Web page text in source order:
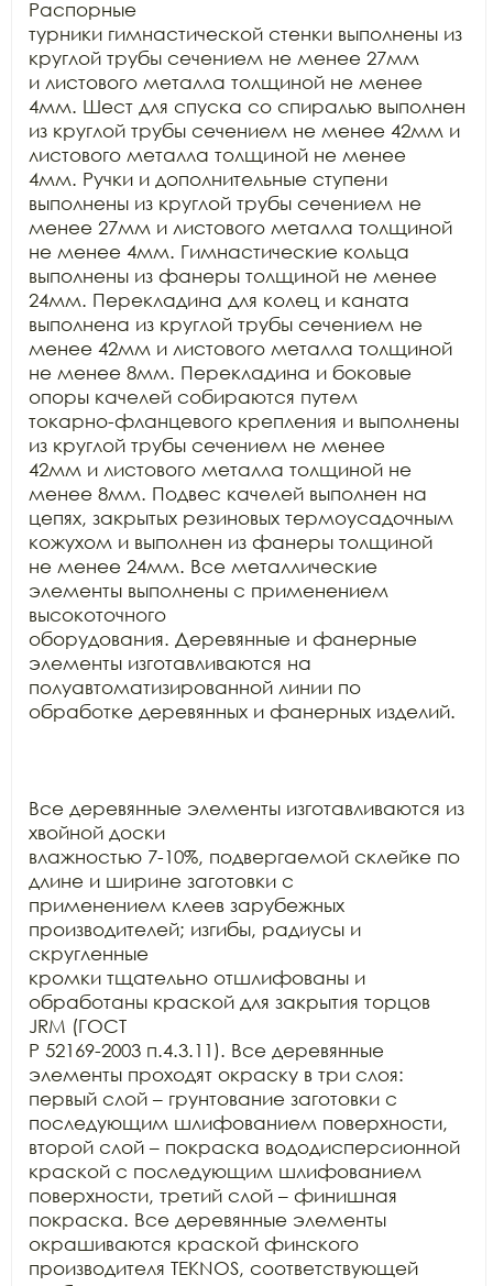
Распорные
турники гимнастической стенки выполнены из
круглой трубы сечением не менее 27мм
и листового металла толщиной не менее
4мм. Шест для спуска со спиралью выполнен
из круглой трубы сечением не менее 42мм и
листового металла толщиной не менее
4мм. Ручки и дополнительные ступени
выполнены из круглой трубы сечением не
менее 27мм и листового металла толщиной
не менее 4мм. Гимнастические кольца
выполнены из фанеры толщиной не менее
24мм. Перекладина для колец и каната
выполнена из круглой трубы сечением не
менее 42мм и листового металла толщиной
не менее 8мм. Перекладина и боковые
опоры качелей собираются путем
токарно-фланцевого крепления и выполнены
из круглой трубы сечением не менее
42мм и листового металла толщиной не
менее 8мм. Подвес качелей выполнен на
цепях, закрытых резиновых термоусадочным
кожухом и выполнен из фанеры толщиной
не менее 24мм. Все металлические
элементы выполнены с применением
высокоточного
оборудования. Деревянные и фанерные
элементы изготавливаются на
полуавтоматизированной линии по
обработке деревянных и фанерных изделий.
Все деревянные элементы изготавливаются из
хвойной доски
влажностью 7-10%, подвергаемой склейке по
длине и ширине заготовки с
применением клеев зарубежных
производителей; изгибы, радиусы и
скругленные
кромки тщательно отшлифованы и
обработаны краской для закрытия торцов
JRM (ГОСТ
Р 52169-2003 п.4.3.11). Все деревянные
элементы проходят окраску в три слоя:
первый слой – грунтование заготовки с
последующим шлифованием поверхности,
второй слой – покраска вододисперсионной
краской с последующим шлифованием
поверхности, третий слой – финишная
покраска. Все деревянные элементы
окрашиваются краской финского
производителя TEKNOS, соответствующей